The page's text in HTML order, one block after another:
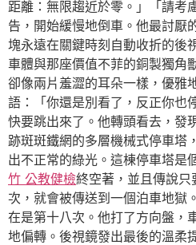
距離：無限趨近於零。」「請考
告，開始緩慢地倒車。他最討厭
塊永遠在關鍵時刻自動收折的後
車體與那座價值不菲的銅製獨角
卻像兩片羞澀的耳朵一樣，優雅
語：「你還是別看了，反正你也
快要跳出來了。他轉頭看去，發
跡斑斑鐵網的多層機械式停車塔
出不正常的綠光。這棟停車塔是
竹 公教健檢終空著，並且傳說只
次，就會被傳送到一個泊車地獄
在是第十八次。他打了方向盤，
地偏轉。後視鏡發出最後的溫柔